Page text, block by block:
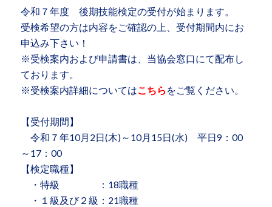
令和７年度 後期技能検定の受付が始まります。
受検希望の方は内容をご確認の上、受付期間内にお
申込み下さい！
※受検案内および申請書は、当協会窓口にて配布し
ております。
※受検案内詳細についてはこちら をご覧ください。
【受付期間】
令和７年10月2日(木)～10月15日(水) 平日9：00
～17：00
【検定職種】
・特級 ：18職種
・１級及び２級：21職種